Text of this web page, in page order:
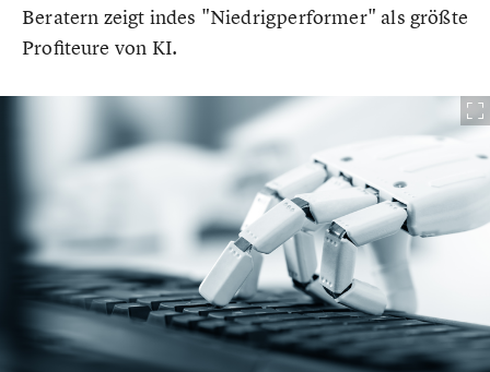
Beratern zeigt indes "Niedrigperformer" als größte
Profiteure von KI.